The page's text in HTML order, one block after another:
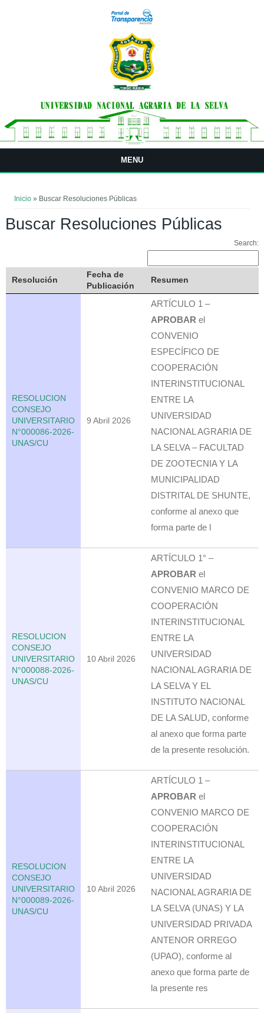
MENU
Inicio » Buscar Resoluciones Públicas
Buscar Resoluciones Públicas
Search:
Resolución
Fecha de
Publicación
Resumen
RESOLUCION
CONSEJO
UNIVERSITARIO
N°000086-2026-
UNAS/CU
9 Abril 2026
ARTÍCULO 1 –
APROBARel
CONVENIO
ESPECÍFICO DE
COOPERACIÓN
INTERINSTITUCIONAL
ENTRE LA
UNIVERSIDAD
NACIONAL AGRARIA DE
LA SELVA – FACULTAD
DE ZOOTECNIA Y LA
MUNICIPALIDAD
DISTRITAL DE SHUNTE,
conforme al anexo que
forma parte de l
RESOLUCION
CONSEJO
UNIVERSITARIO
N°000088-2026-
UNAS/CU
10 Abril 2026
ARTÍCULO 1° –
APROBAR el
CONVENIO MARCO DE
COOPERACIÓN
INTERINSTITUCIONAL
ENTRE LA
UNIVERSIDAD
NACIONAL AGRARIA DE
LA SELVA Y EL
INSTITUTO NACIONAL
DE LA SALUD, conforme
al anexo que forma parte
de la presente resolución.
RESOLUCION
CONSEJO
UNIVERSITARIO
N°000089-2026-
UNAS/CU
10 Abril 2026
ARTÍCULO 1 –
APROBARel
CONVENIO MARCO DE
COOPERACIÓN
INTERINSTITUCIONAL
ENTRE LA
UNIVERSIDAD
NACIONAL AGRARIA DE
LA SELVA (UNAS) Y LA
UNIVERSIDAD PRIVADA
ANTENOR ORREGO
(UPAO), conforme al
anexo que forma parte de
la presente res